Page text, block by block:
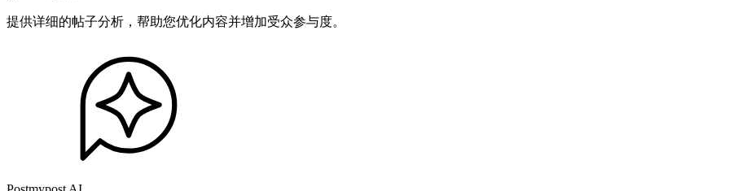
提供详细的帖子分析，帮助您优化内容并增加受众参与度。